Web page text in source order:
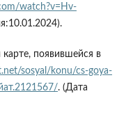
watch?v=Hv-
появившейся в
sosyal/konu/cs-goya-
. (Дата